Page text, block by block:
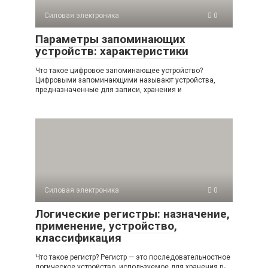
Силовая электроника 0
Параметры запоминающих
устройств: характеристики
Что такое цифровое запоминающее устройство?
Цифровыми запоминающими называют устройства,
предназначенные для записи, хранения и
Силовая электроника 0
Логические регистры: назначение,
применение, устройство,
классификация
Что такое регистр? Регистр — это последовательностное